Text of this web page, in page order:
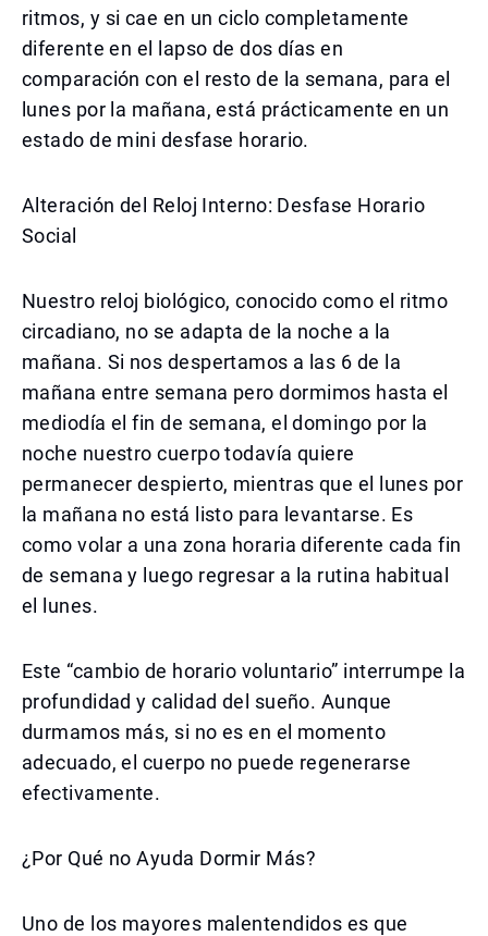
ritmos, y si cae en un ciclo completamente
diferente en el lapso de dos días en
comparación con el resto de la semana, para el
lunes por la mañana, está prácticamente en un
estado de mini desfase horario.
Alteración del Reloj Interno: Desfase Horario
Social
Nuestro reloj biológico, conocido como el ritmo
circadiano, no se adapta de la noche a la
mañana. Si nos despertamos a las 6 de la
mañana entre semana pero dormimos hasta el
mediodía el fin de semana, el domingo por la
noche nuestro cuerpo todavía quiere
permanecer despierto, mientras que el lunes por
la mañana no está listo para levantarse. Es
como volar a una zona horaria diferente cada fin
de semana y luego regresar a la rutina habitual
el lunes.
Este “cambio de horario voluntario” interrumpe la
profundidad y calidad del sueño. Aunque
durmamos más, si no es en el momento
adecuado, el cuerpo no puede regenerarse
efectivamente.
¿Por Qué no Ayuda Dormir Más?
Uno de los mayores malentendidos es que